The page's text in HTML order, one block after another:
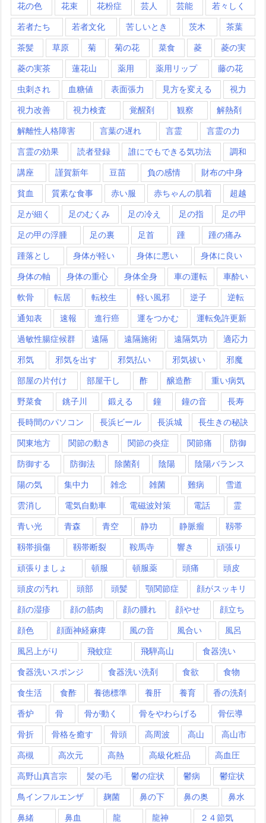
花の色 花束 花粉症 芸人 芸能 若々しく
若者たち 若者文化 苦しいとき 茨木 茶葉
茶髪 草原 菊 菊の花 菜食 菱 菱の実
菱の実茶 蓮花山 薬用 薬用リップ 藤の花
虫刺され 血糖値 表面張力 見方を変える 視力
視力改善 視力検査 覚醒剤 観察 解熱剤
解離性人格障害 言葉の遅れ 言霊 言霊の力
言霊の効果 読者登録 誰にでもできる気功法 調和
講座 謹賀新年 豆苗 負の感情 財布の中身
貧血 質素な食事 赤い服 赤ちゃんの肌着 超越
足が細く 足のむくみ 足の冷え 足の指 足の甲
足の甲の浮腫 足の裏 足首 踵 踵の痛み
踵落とし 身体が軽い 身体に悪い 身体に良い
身体の軸 身体の重心 身体全身 車の運転 車酔い
軟骨 転居 転校生 軽い風邪 逆子 逆転
通知表 速報 進行癌 運をつかむ 運転免許更新
過敏性腸症候群 遠隔 遠隔施術 遠隔気功 適応力
邪気 邪気を出す 邪気払い 邪気祓い 邪魔
部屋の片付け 部屋干し 酢 醸造酢 重い病気
野菜食 銚子川 鍛える 鐘 鐘の音 長寿
長時間のパソコン 長浜ビール 長浜城 長生きの秘訣
関東地方 関節の動き 関節の炎症 関節痛 防御
防御する 防御法 除菌剤 陰陽 陰陽バランス
陽の気 集中力 雑念 雑菌 難病 雪道
雲消し 電気自動車 電磁波対策 電話 霊
青い光 青森 青空 静功 静脈瘤 靱帯
靱帯損傷 靱帯断裂 鞍馬寺 響き 頑張り
頑張りましょ 頓服 頓服薬 頭痛 頭皮
頭皮の汚れ 頭部 頭髪 顎関節症 顔がスッキリ
顔の湿疹 顔の筋肉 顔の腫れ 顔やせ 顔立ち
顔色 顔面神経麻痺 風の音 風合い 風呂
風呂上がり 飛蚊症 飛騨高山 食器洗い
食器洗いスポンジ 食器洗い洗剤 食欲 食物
食生活 食酢 養徳標準 養肝 養育 香の洗剤
香炉 骨 骨が動く 骨をやわらげる 骨伝導
骨折 骨格を癒す 骨頭 高周波 高山 高山市
高槻 高次元 高熱 高級化粧品 高血圧
高野山真言宗 髪の毛 鬱の症状 鬱病 鬱症状
鳥インフルエンザ 麹菌 鼻の下 鼻の奥 鼻水
鼻緒 鼻血 龍 龍神 ２４節気